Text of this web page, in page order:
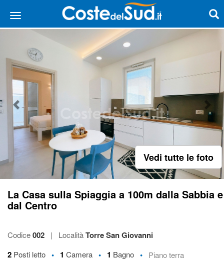
Vedi tutte le foto
La Casa sulla Spiaggia a 100m dalla Sabbia e
dal Centro
Codice002 | LocalitàTorre San Giovanni
2 Posti letto • 1 Camera • 1 Bagno • Piano terra